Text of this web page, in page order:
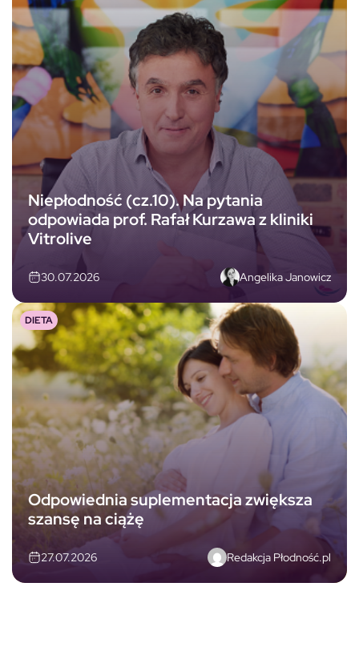
Niepłodność (cz.10). Na pytania
odpowiada prof. Rafał Kurzawa z kliniki
Vitrolive
30.07.2026 Angelika Janowicz
Odpowiednia suplementacja zwiększa
szansę na ciążę
27.07.2026 Redakcja Płodność.pl
DIETA